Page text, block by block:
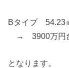
Bタイプ
→ 3900万円
となります。